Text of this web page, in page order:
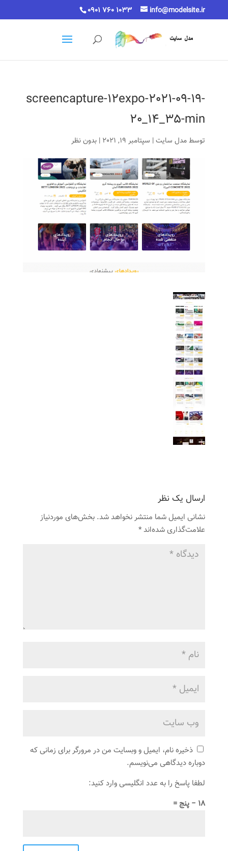
0901 760 1033 info@modelsite.ir
screencapture-12expo-2021-09-19-
20_14_35-min
توسطمدل سایت| سپتامبر 19, 2021 | بدون نظر
ارسال یک نظر
نشانی ایمیل شما منتشر نخواهد شد. بخش‌های موردنیاز
علامت‌گذاری شده‌اند*
ذخیره نام، ایمیل و وبسایت من در مرورگر برای زمانی که
دوباره دیدگاهی می‌نویسم.
لطفا پاسخ را به عدد انگلیسی وارد کنید:
18 − پنج =